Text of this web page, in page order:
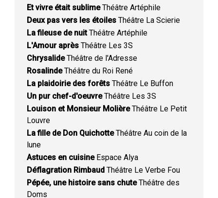
Et vivre était sublimeThéâtre Artéphile
Deux pas vers les étoiles Théâtre La Scierie
La fileuse de nuitThéâtre Artéphile
L'Amour après Théâtre Les 3S
ChrysalideThéâtre de l'Adresse
RosalindeThéâtre du Roi René
La plaidoirie des forêts Théâtre Le Buffon
Un pur chef-d'oeuvreThéâtre Les 3S
Louison et Monsieur MolièreThéâtre Le Petit
Louvre
La fille de Don QuichotteThéâtre Au coin de la
lune
Astuces en cuisineEspace Alya
Déflagration Rimbaud Théâtre Le Verbe Fou
Pépée, une histoire sans chuteThéâtre des
Doms